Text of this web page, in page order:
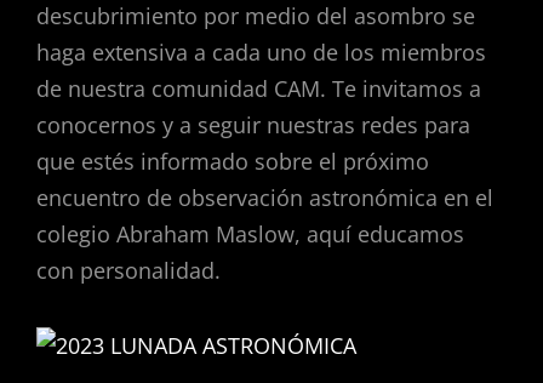
descubrimiento por medio del asombro se
haga extensiva a cada uno de los miembros
de nuestra comunidad CAM. Te invitamos a
conocernos y a seguir nuestras redes para
que estés informado sobre el próximo
encuentro de observación astronómica en el
colegio Abraham Maslow, aquí educamos
con personalidad.